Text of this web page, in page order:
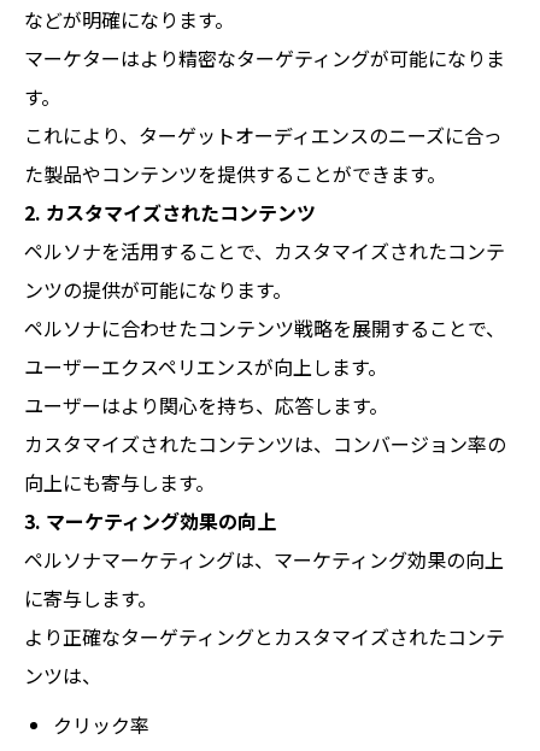
などが明確になります。
マーケターはより精密なターゲティングが可能になりま
す。
これにより、ターゲットオーディエンスのニーズに合っ
た製品やコンテンツを提供することができます。
2. カスタマイズされたコンテンツ
ペルソナを活用することで、カスタマイズされたコンテ
ンツの提供が可能になります。
ペルソナに合わせたコンテンツ戦略を展開することで、
ユーザーエクスペリエンスが向上します。
ユーザーはより関心を持ち、応答します。
カスタマイズされたコンテンツは、コンバージョン率の
向上にも寄与します。
3. マーケティング効果の向上
ペルソナマーケティングは、マーケティング効果の向上
に寄与します。
より正確なターゲティングとカスタマイズされたコンテ
ンツは、
クリック率